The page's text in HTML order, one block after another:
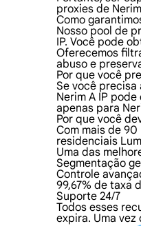
proxies de
Como
Nosso pool de
IP. Você pode
Oferecemos
abuso e
Por que você
Se você precisa
Nerim A IP
apenas para
Por que você
Com mais de
residenciais
Uma das
Segmentação
Controle
99,67% de taxa
Suporte 24/7
Todos esses
expira. Uma